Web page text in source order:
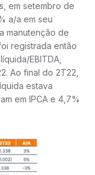
em setembro de
a/a em seu
manutenção de
registrada então
EBITDA,
Ao final do 2T22,
estava
em IPCA e 4,7%